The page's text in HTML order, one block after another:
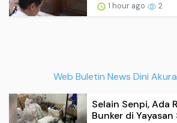
1 hour ago 2
Web Buletin News Dini
Selain Senpi, Ada
Bunker di Yayasan